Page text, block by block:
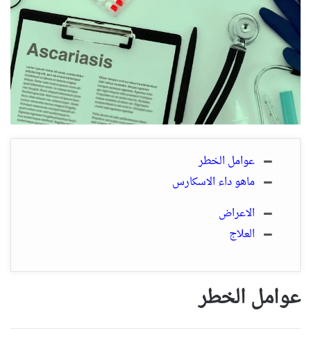
عوامل الخطر
ماهو داء الاسكارس
الاعراض
العلاج
عوامل الخطر